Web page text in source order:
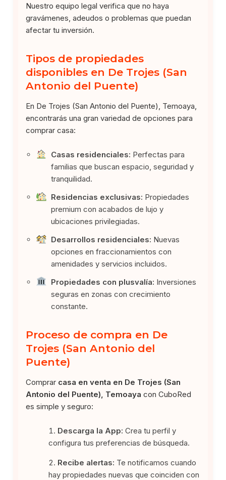
Nuestro equipo legal verifica que no haya
gravámenes, adeudos o problemas que puedan
afectar tu inversión.
Tipos de propiedades
disponibles en De Trojes (San
Antonio del Puente)
En De Trojes (San Antonio del Puente), Temoaya,
encontrarás una gran variedad de opciones para
comprar casa:
Casas residenciales: Perfectas para
familias que buscan espacio, seguridad y
tranquilidad.
Residencias exclusivas: Propiedades
premium con acabados de lujo y
ubicaciones privilegiadas.
Desarrollos residenciales: Nuevas
opciones en fraccionamientos con
amenidades y servicios incluidos.
Propiedades con plusvalía: Inversiones
seguras en zonas con crecimiento
constante.
Proceso de compra en De
Trojes (San Antonio del
Puente)
Comprar casa en venta en De Trojes (San
Antonio del Puente), Temoaya con CuboRed
es simple y seguro:
Descarga la App: Crea tu perfil y
configura tus preferencias de búsqueda.
Recibe alertas: Te notificamos cuando
hay propiedades nuevas que coinciden con